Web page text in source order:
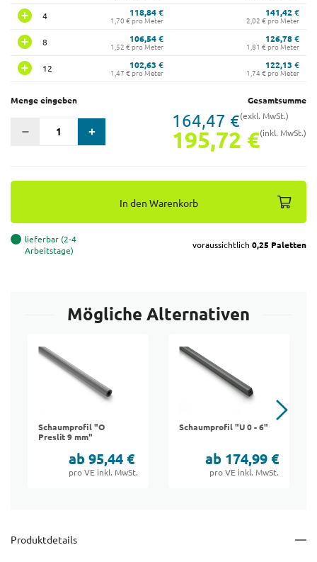
4 118,84 €
1,70 € pro Meter
141,42 €
2,02 € pro Meter
8 106,54 €
1,52 € pro Meter
126,78 €
1,81 € pro Meter
12 102,63 €
1,47 € pro Meter
122,13 €
1,74 € pro Meter
Menge eingeben Gesamtsumme
164,47 €(exkl. MwSt.)
195,72 €(inkl. MwSt.)
In den Warenkorb
lieferbar (2-4
Arbeitstage)
voraussichtlich 0,25 Paletten
Mögliche Alternativen
Schaumprofil "O
Preslit 9 mm"
ab 95,44 €
pro VE inkl. MwSt.
Schaumprofil "U 0 - 6"
ab 174,99 €
pro VE inkl. MwSt.
Produktdetails